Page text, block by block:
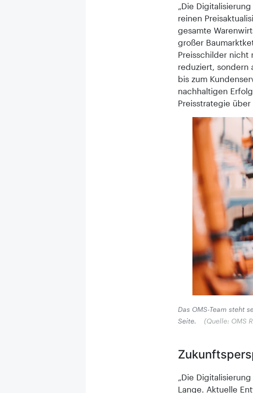
„Die
reinen
gesamte
großer
Preisschilder nicht
reduziert, sondern
bis zum
nachhaltigen
Preisstrategie
Das OMS-Team steht
Seite.
(Quelle: OMS
„Die
Lange. Aktuelle